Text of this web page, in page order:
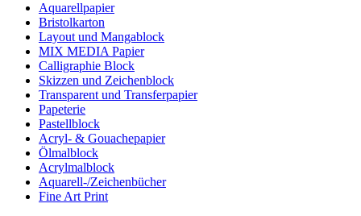
Aquarellpapier
Bristolkarton
Layout und Mangablock
MIX MEDIA Papier
Calligraphie Block
Skizzen und Zeichenblock
Transparent und Transferpapier
Papeterie
Pastellblock
Acryl- & Gouachepapier
Ölmalblock
Acrylmalblock
Aquarell-/Zeichenbücher
Fine Art Print